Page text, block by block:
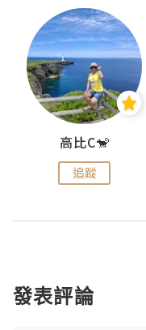
高比C🐒
追蹤
發表評論